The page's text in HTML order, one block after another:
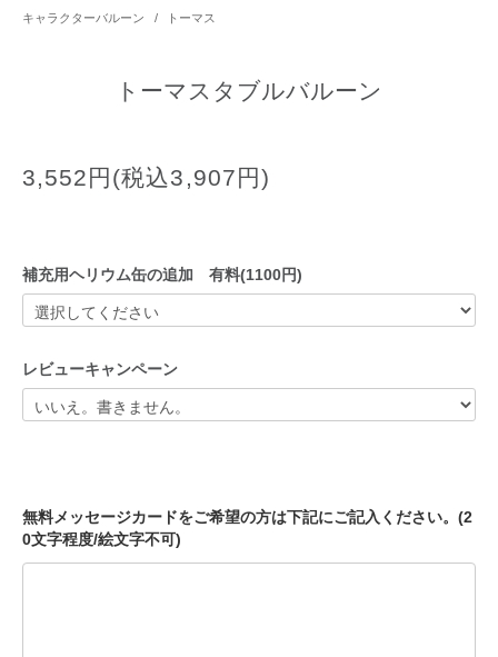
キャラクターバルーン / トーマス
トーマスタブルバルーン
3,552円(税込3,907円)
補充用ヘリウム缶の追加 有料(1100円)
レビューキャンペーン
無料メッセージカードをご希望の方は下記にご記入ください。(2
0文字程度/絵文字不可)